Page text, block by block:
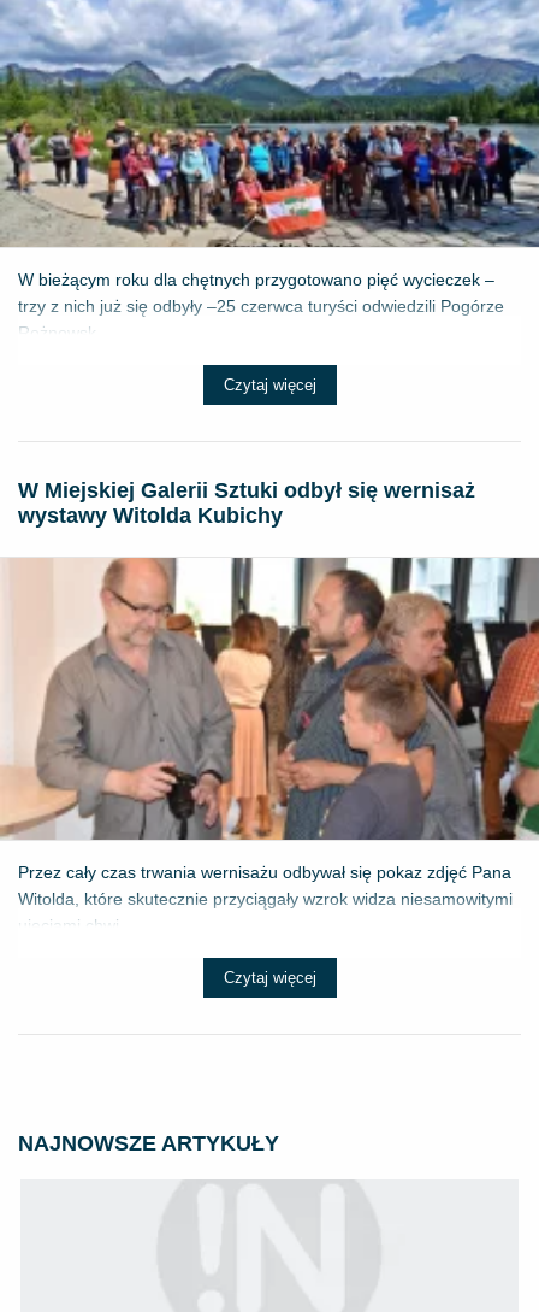
W bieżącym roku dla chętnych przygotowano pięć wycieczek –
trzy z nich już się odbyły –25 czerwca turyści odwiedzili Pogórze
Rożnowsk...
Czytaj więcej
W Miejskiej Galerii Sztuki odbył się wernisaż
wystawy Witolda Kubichy
Przez cały czas trwania wernisażu odbywał się pokaz zdjęć Pana
Witolda, które skutecznie przyciągały wzrok widza niesamowitymi
ujęciami chwi...
Czytaj więcej
NAJNOWSZE ARTYKUŁY